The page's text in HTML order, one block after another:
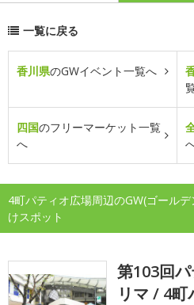
一覧に戻る
香川県のGWイベント一覧へ
四国のフリーマーケット一覧
へ
4町パティオ広場周辺のGW(ゴール
けスポット
第103回
リマ / 4